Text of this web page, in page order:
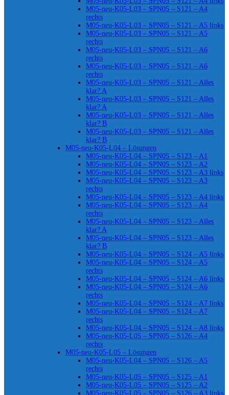
M05-neu-K05-L03 – SPN05 – S121 – A4
rechts
M05-neu-K05-L03 – SPN05 – S121 – A5 links
M05-neu-K05-L03 – SPN05 – S121 – A5
rechts
M05-neu-K05-L03 – SPN05 – S121 – A6
rechts
M05-neu-K05-L03 – SPN05 – S121 – A6
rechts
M05-neu-K05-L03 – SPN05 – S121 – Alles
klar? A
M05-neu-K05-L03 – SPN05 – S121 – Alles
klar? A
M05-neu-K05-L03 – SPN05 – S121 – Alles
klar? B
M05-neu-K05-L03 – SPN05 – S121 – Alles
klar? B
M05-neu-K05-L04 – Lösungen
M05-neu-K05-L04 – SPN05 – S123 – A1
M05-neu-K05-L04 – SPN05 – S123 – A2
M05-neu-K05-L04 – SPN05 – S123 – A3 links
M05-neu-K05-L04 – SPN05 – S123 – A3
rechts
M05-neu-K05-L04 – SPN05 – S123 – A4 links
M05-neu-K05-L04 – SPN05 – S123 – A4
rechts
M05-neu-K05-L04 – SPN05 – S123 – Alles
klar? A
M05-neu-K05-L04 – SPN05 – S123 – Alles
klar? B
M05-neu-K05-L04 – SPN05 – S124 – A5 links
M05-neu-K05-L04 – SPN05 – S124 – A5
rechts
M05-neu-K05-L04 – SPN05 – S124 – A6 links
M05-neu-K05-L04 – SPN05 – S124 – A6
rechts
M05-neu-K05-L04 – SPN05 – S124 – A7 links
M05-neu-K05-L04 – SPN05 – S124 – A7
rechts
M05-neu-K05-L04 – SPN05 – S124 – A8 links
M05-neu-K05-L05 – SPN05 – S126 – A4
rechts
M05-neu-K05-L05 – Lösungen
M05-neu-K05-L04 – SPN05 – S126 – A5
rechts
M05-neu-K05-L05 – SPN05 – S125 – A1
M05-neu-K05-L05 – SPN05 – S125 – A2
M05-neu-K05-L05 – SPN05 – S126 – A3 links